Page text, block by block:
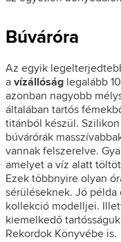
Búváróra
Az egyik
avízállóság legalább
azonban nagyobb
általában tartós
titánból készül.
búvárórák
vannak felszerelve.
amelyet a víz alatt
Ezek többnyire olyan
sérüléseknek. Jó példa
kollekció modelljei.
kiemelkedő
Rekordok Könyvébe is.